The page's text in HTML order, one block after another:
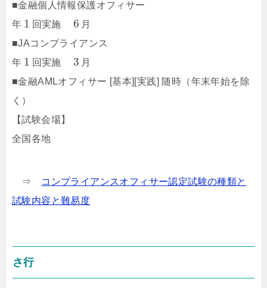
■金融個人情報保護オフィサー
年 1 回実施 6 月
■JAコンプライアンス
年 1 回実施 3 月
■金融AMLオフィサー [基本][実践] 随時（年末年始を除
く）
【試験会場】
全国各地
⇒
コンプライアンスオフィサー認定試験の種類と
試験内容と難易度
さ行